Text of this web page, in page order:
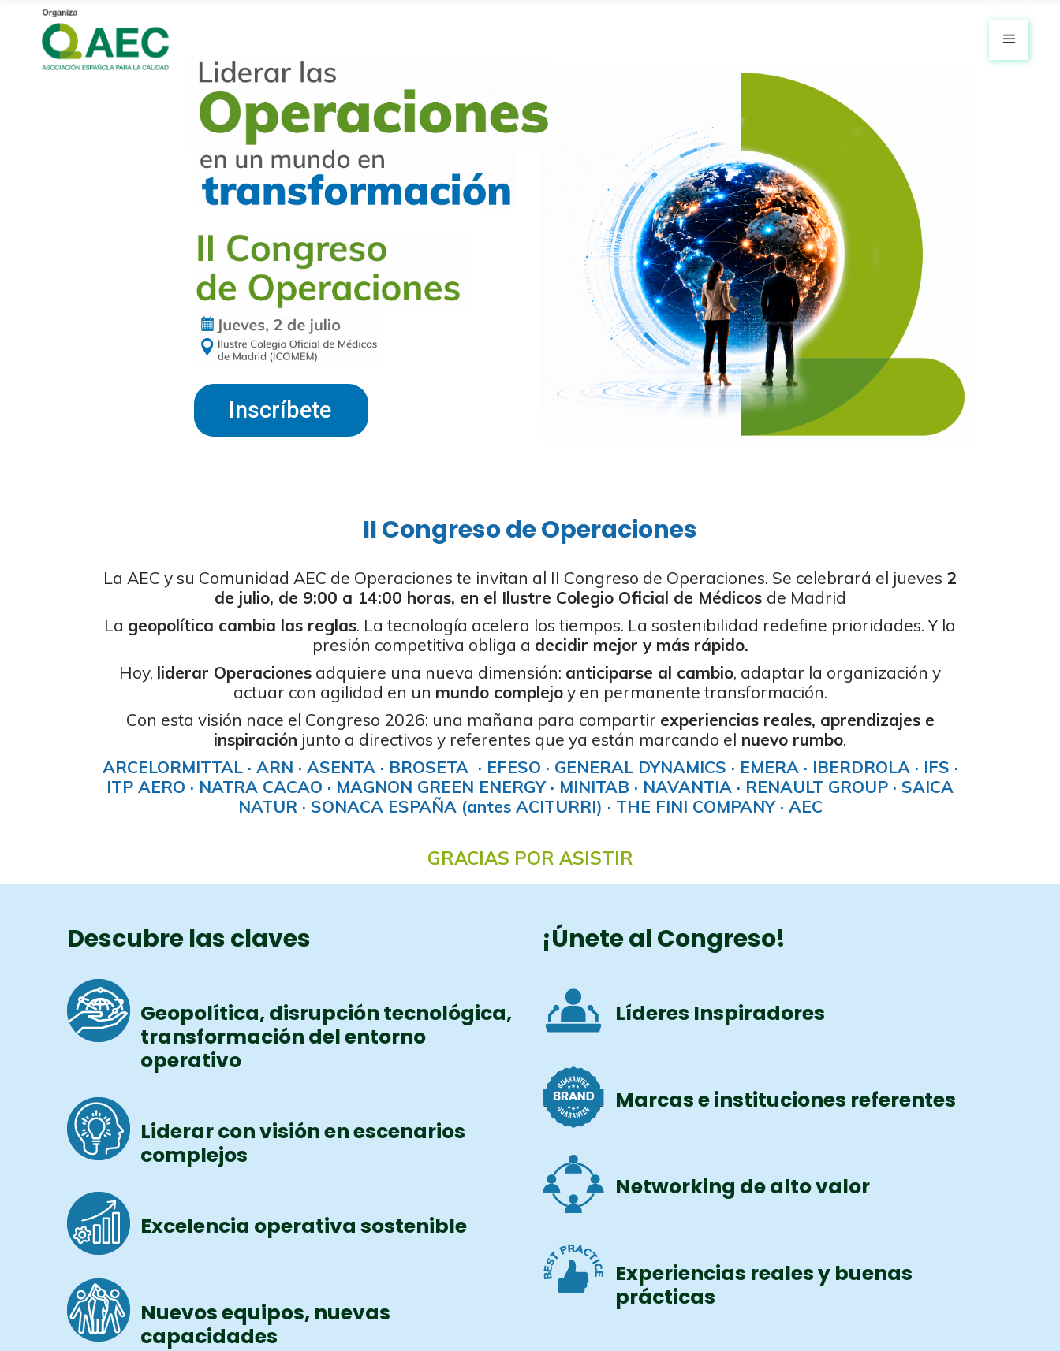
Inscríbete
II Congreso de Operaciones
La AEC y su Comunidad AEC de Operaciones te invitan al II Congreso de Operaciones. Se celebrará el jueves 2
de julio, de 9:00 a 14:00 horas, en el Ilustre Colegio Oficial de Médicos de Madrid
La geopolítica cambia las reglas. La tecnología acelera los tiempos. La sostenibilidad redefine prioridades. Y la
presión competitiva obliga a decidir mejor y más rápido.
Hoy, liderar Operaciones adquiere una nueva dimensión: anticiparse al cambio, adaptar la organización y
actuar con agilidad en un mundo complejoy en permanente transformación.
Con esta visión nace el Congreso 2026: una mañana para compartir experiencias reales, aprendizajes e
inspiración junto a directivos y referentes que ya están marcando el nuevo rumbo.
ARCELORMITTAL · ARN · ASENTA · BROSETA · EFESO · GENERAL DYNAMICS · EMERA · IBERDROLA · IFS ·
ITP AERO · NATRA CACAO · MAGNON GREEN ENERGY · MINITAB · NAVANTIA · RENAULT GROUP · SAICA
NATUR · SONACA ESPAÑA (antes ACITURRI) · THE FINI COMPANY · AEC
GRACIAS POR ASISTIR
Descubre las claves
Geopolítica, disrupción tecnológica,
transformación del entorno
operativo
Liderar con visión en escenarios
complejos
Excelencia operativa sostenible
Nuevos equipos, nuevas
capacidades
¡Únete al Congreso!
Líderes Inspiradores
Marcas e instituciones referentes
Networking de alto valor
Experiencias reales y buenas
prácticas